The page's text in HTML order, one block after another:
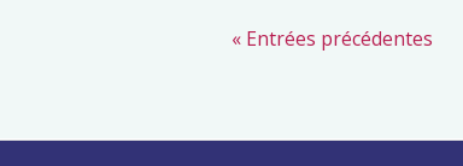
« Entrées précédentes